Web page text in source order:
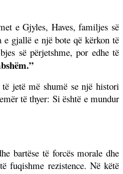
e Gjyles, Haves, familjes së
gjallë e një bote që kërkon të
së përjetshme, por edhe të
jetë më shumë se një histori
të thyer: Si është e mundur
bartëse të forcës morale dhe
fuqishme rezistence. Në këtë